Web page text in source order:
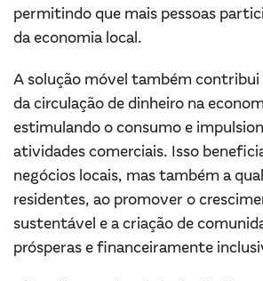
permitindo que mais pessoas
da economia local.
A solução móvel também
da circulação de dinheiro na
estimulando o consumo e
atividades comerciais. Isso
negócios locais, mas também a
residentes, ao promover o
sustentável e a criação de
prósperas e financeiramente